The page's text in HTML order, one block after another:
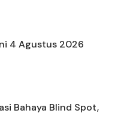
4 Agustus 2026
Bahaya Blind Spot,